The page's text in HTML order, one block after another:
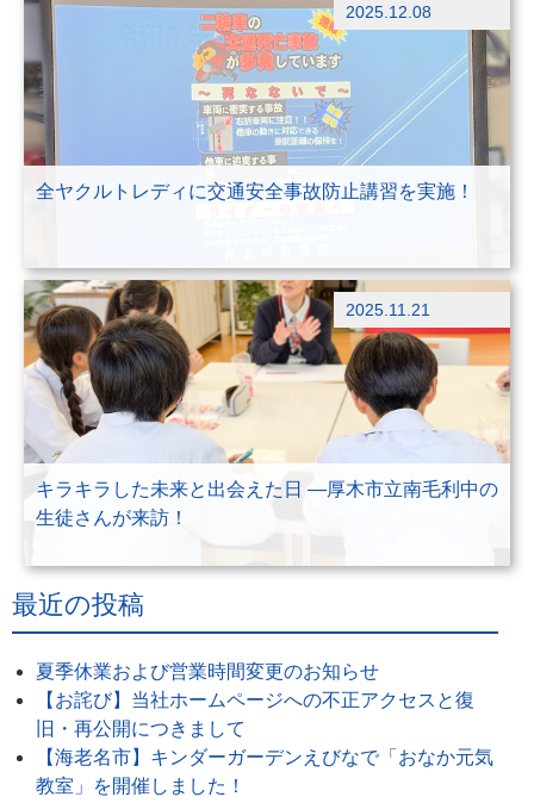
ブログ
2025.12.08
全ヤクルトレディに交通安全事故防止講習を実施！
その他
ブログ
2025.11.21
キラキラした未来と出会えた日 ―厚木市立南毛利中の
生徒さんが来訪！
最近の投稿
夏季休業および営業時間変更のお知らせ
【お詫び】当社ホームページへの不正アクセスと復
旧・再公開につきまして
【海老名市】キンダーガーデンえびなで「おなか元気
教室」を開催しました！